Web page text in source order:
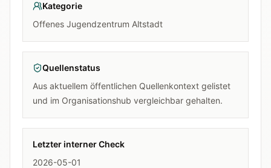
Kategorie
Offenes Jugendzentrum Altstadt
Quellenstatus
Aus aktuellem öffentlichen Quellenkontext gelistet
und im Organisationshub vergleichbar gehalten.
Letzter interner Check
2026-05-01